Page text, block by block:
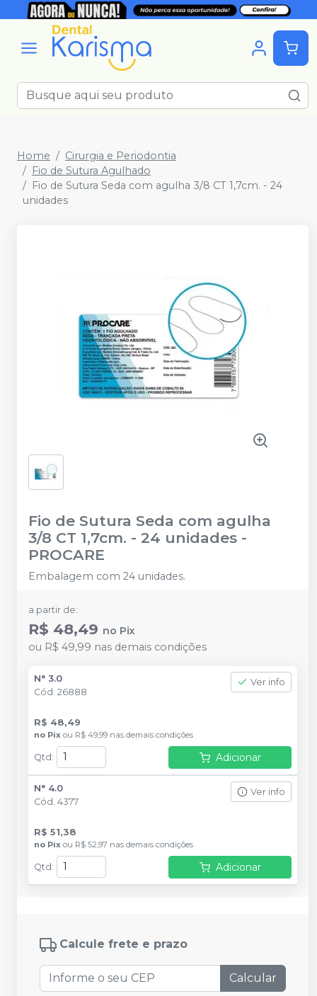
Home
Cirurgia e Periodontia
Fio de Sutura Agulhado
Fio de Sutura Seda com agulha 3/8 CT 1,7cm. - 24
unidades
Fio de Sutura Seda com agulha
3/8 CT 1,7cm. - 24 unidades -
PROCARE
Embalagem com 24 unidades.
a partir de:
R$ 48,49 no Pix
ou R$ 49,99 nas demais condições
N° 3.0
Cód. 26888
Ver info
R$ 48,49
no Pix ou R$ 49,99 nas demais condições
Qtd : Adicionar
N° 4.0
Cód. 4377
Ver info
R$ 51,38
no Pix ou R$ 52,97 nas demais condições
Qtd : Adicionar
Calcule frete e prazo
Calcular